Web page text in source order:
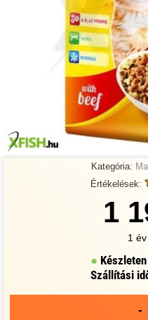
Kategória:
Értékelések:
1
1
Szállítási
-